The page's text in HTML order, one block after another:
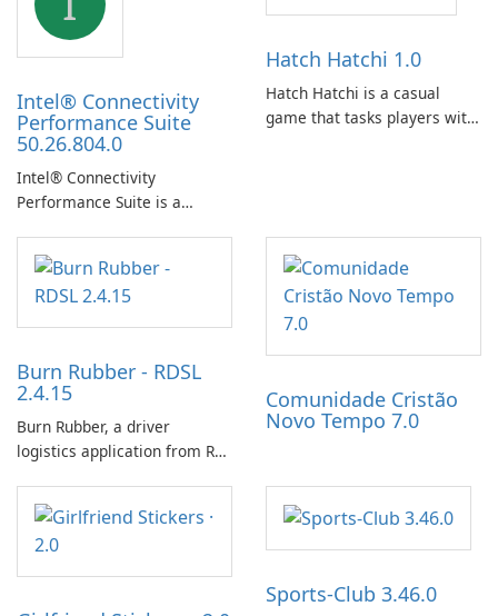
Intel® Connectivity
Performance Suite
50.26.804.0
Intel® Connectivity
Performance Suite is a
designed to identify factors
that affect connectivity and
apply adaptive adjustments.
Hatch Hatchi 1.0
Hatch Hatchi is a casual
game that tasks players with
incubating eggs and
expanding gameplay through
continued hatching.
Burn Rubber - RDSL
2.4.15
Burn Rubber, a driver
logistics application from Rail
to streamline communication
between drivers and
dispatchers, focusing on
efficient information sharing
Comunidade Cristão
Novo Tempo 7.0
Sports-Club 3.46.0